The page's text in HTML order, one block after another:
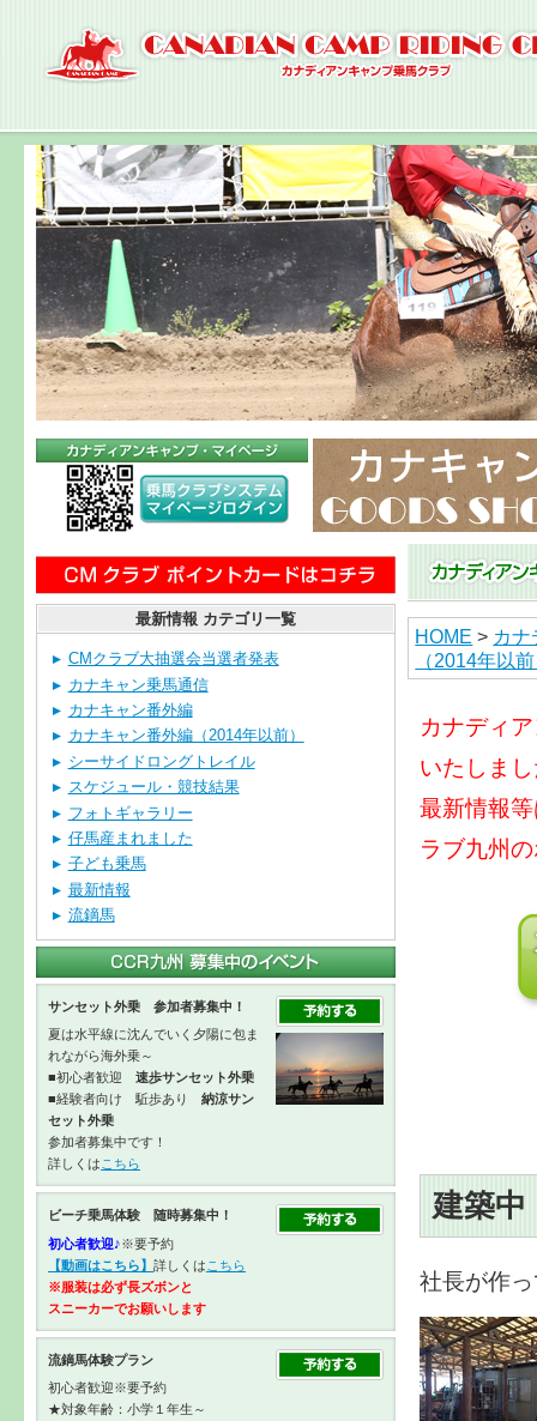
HOME > カ
（2014年以
カナディ
いたしま
最新情報
ラブ九州
建築中
社長が作
最新情報 カテゴリ一覧
CMクラブ大抽選会当選者発表
カナキャン乗馬通信
カナキャン番外編
カナキャン番外編（2014年以前）
シーサイドロングトレイル
スケジュール・競技結果
フォトギャラリー
仔馬産まれました
子ども乗馬
最新情報
流鏑馬
サンセット外乗 参加者募集中！
夏は水平線に沈んでいく夕陽に包ま
れながら海外乗～
■初心者歓迎 速歩サンセット外乗
■経験者向け 駈歩あり 納涼サン
セット外乗
参加者募集中です！
詳しくは こちら
ビーチ乗馬体験 随時募集中！
初心者歓迎♪※要予約
【動画はこちら】 詳しくは こちら
※服装は必ず長ズボンと
スニーカーでお願いします
流鏑馬体験プラン
初心者歓迎※要予約
★対象年齢：小学１年生～